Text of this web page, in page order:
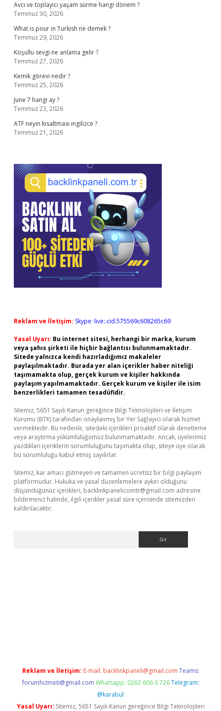
Avcı ve toplayıcı yaşam sürme hangi dönem ?
Temmuz 30, 2026
What is pour in Turkish ne demek ?
Temmuz 29, 2026
Koşullu sevgi ne anlama gelir ?
Temmuz 27, 2026
Kemik görevi nedir ?
Temmuz 25, 2026
June 7 hangi ay ?
Temmuz 23, 2026
ATF neyin kısaltması ingilizce ?
Temmuz 21, 2026
Reklam ve İletişim: Skype: live:.cid.575569c608265c69
Yasal Uyarı: Bu internet sitesi, herhangi bir marka, kurum
veya şahıs şirketi ile hiçbir bağlantısı bulunmamaktadır.
Sitede yalnızca kendi hazırladığımız makaleler
paylaşılmaktadır. Burada yer alan içerikler haber niteliği
taşımamakta olup, gerçek kurum ve kişiler hakkında
paylaşım yapılmamaktadır. Gerçek kurum ve kişiler ile isim
benzerlikleri tamamen tesadüfidir.
Sitemiz, 5651 Sayılı Kanun gereğince Bilgi Teknolojileri ve İletişim
Kurumu (BTK) tarafından onaylanmış bir Yer Sağlayıcı olarak hizmet
vermektedir. Bu nedenle, sitedeki içerikleri proaktif olarak denetleme
veya araştırma yükümlülüğümüz bulunmamaktadır. Ancak, üyelerimiz
yazdıkları içeriklerin sorumluluğunu taşımakta olup, siteye üye olarak
bu sorumluluğu kabul etmiş sayılırlar.
Sitemiz, kar amacı gütmeyen ve tamamen ücretsiz bir bilgi paylaşım
platformudur. Hukuka ve yasal düzenlemelere aykırı olduğunu
düşündüğünüz içerikleri, backlinkpanelicomtr@gmail.com adresine
bildirmeniz halinde, ilgili içerikler yasal süre içerisinde sitemizden
kaldırılacaktır.
Reklam ve İletişim: E-mail: backlinkpaneli@gmail.com Teams:
forumhizmeti@gmail.com Whatsapp: 0262 606 0 726 Telegram:
@karabul
Yasal Uyarı: Sitemiz, 5651 Sayılı Kanun gereğince Bilgi Teknolojileri